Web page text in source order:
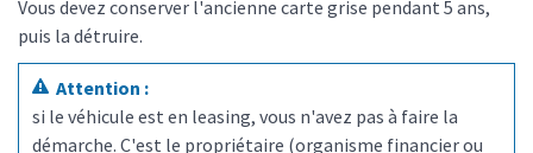
Vous devez conserver l'ancienne carte grise pendant 5 ans,
puis la détruire.
Attention :
si le véhicule est en leasing, vous n'avez pas à faire la
démarche. C'est le propriétaire (organisme financier ou